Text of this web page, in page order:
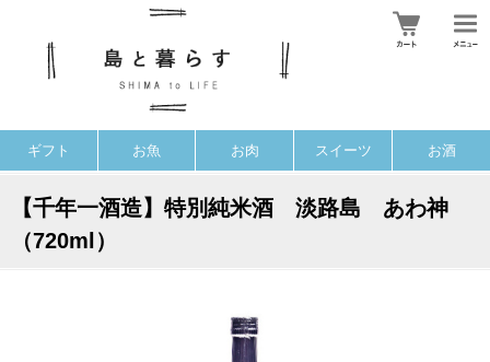
ギフト お魚 お肉 スイーツ お酒
【千年一酒造】特別純米酒 淡路島 あわ神
（720ml）